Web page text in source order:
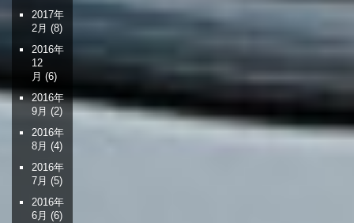
2017年
2月 (8)
2016年
12
月 (6)
2016年
9月 (2)
2016年
8月 (4)
2016年
7月 (5)
2016年
6月 (6)